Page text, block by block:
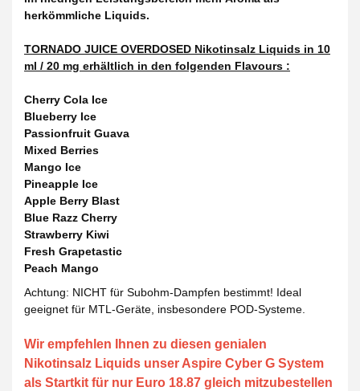
herkömmliche Liquids.
TORNADO JUICE OVERDOSED Nikotinsalz Liquids in 10
ml / 20 mg erhältlich in den folgenden Flavours :
Cherry Cola Ice
Blueberry Ice
Passionfruit Guava
Mixed Berries
Mango Ice
Pineapple Ice
Apple Berry Blast
Blue Razz Cherry
Strawberry Kiwi
Fresh Grapetastic
Peach Mango
Achtung: NICHT für Subohm-Dampfen bestimmt! Ideal
geeignet für MTL-Geräte, insbesondere POD-Systeme.
Wir empfehlen Ihnen zu diesen genialen
Nikotinsalz Liquids unser Aspire Cyber G System
als Startkit für nur Euro 18.87 gleich mitzubestellen